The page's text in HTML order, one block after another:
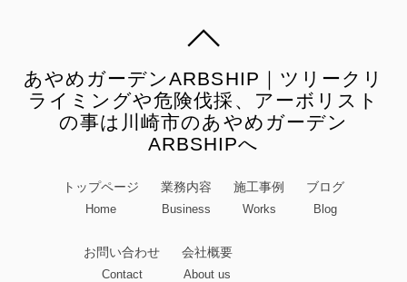
あやめガーデンARBSHIP｜ツリークリ
ライミングや危険伐採、アーボリスト
の事は川崎市のあやめガーデン
ARBSHIPへ
トップページ
Home
業務内容
Business
施工事例
Works
ブログ
Blog
お問い合わせ
Contact
会社概要
About us